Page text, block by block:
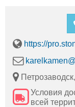
https://
Условия
всей